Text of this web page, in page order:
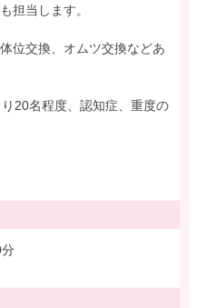
担当します。
位交換、オムツ交換などあ
20名程度、認知症、重度の